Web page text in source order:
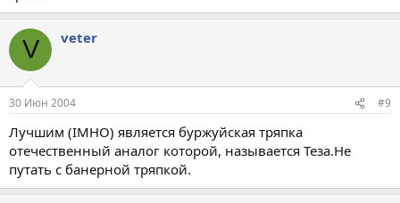
V veter
30 Июн 2004 #9
Лучшим (IMHO) является буржуйская тряпка
отечественный аналог которой, называется Теза.Не
путать с банерной тряпкой.